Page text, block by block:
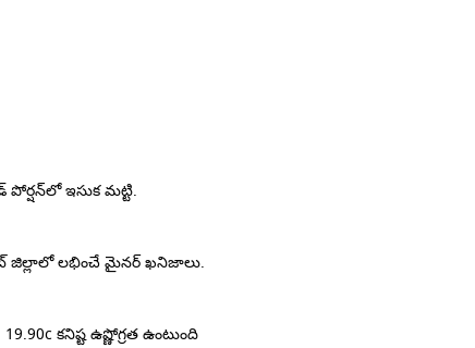
ఇసుక మట్టి.
జిల్లాలో లభించే మైనర్ ఖనిజాలు.
కనిష్ట ఉష్ణోగ్రత ఉంటుంది